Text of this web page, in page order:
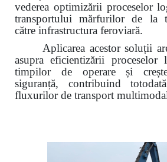
vederea optimizării proceselor
transportului mărfurilor de la
către infrastructura feroviară.
Aplicarea acestor soluții
asupra eficientizării proceselor
timpilor de operare și
siguranță, contribuind
fluxurilor de transport